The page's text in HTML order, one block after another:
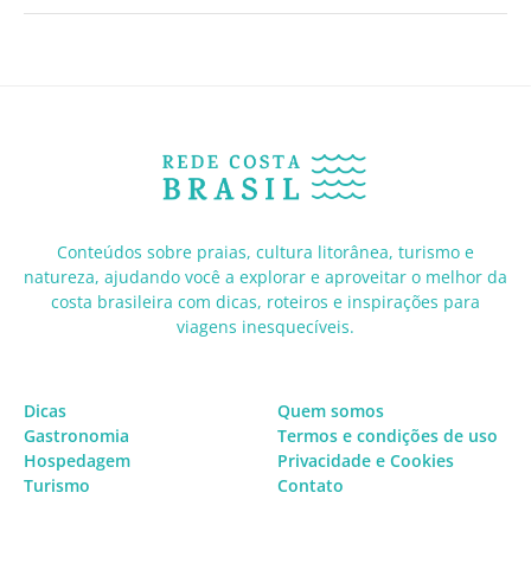
Conteúdos sobre praias, cultura litorânea, turismo e
natureza, ajudando você a explorar e aproveitar o melhor da
costa brasileira com dicas, roteiros e inspirações para
viagens inesquecíveis.
Dicas
Gastronomia
Hospedagem
Turismo
Quem somos
Termos e condições de uso
Privacidade e Cookies
Contato